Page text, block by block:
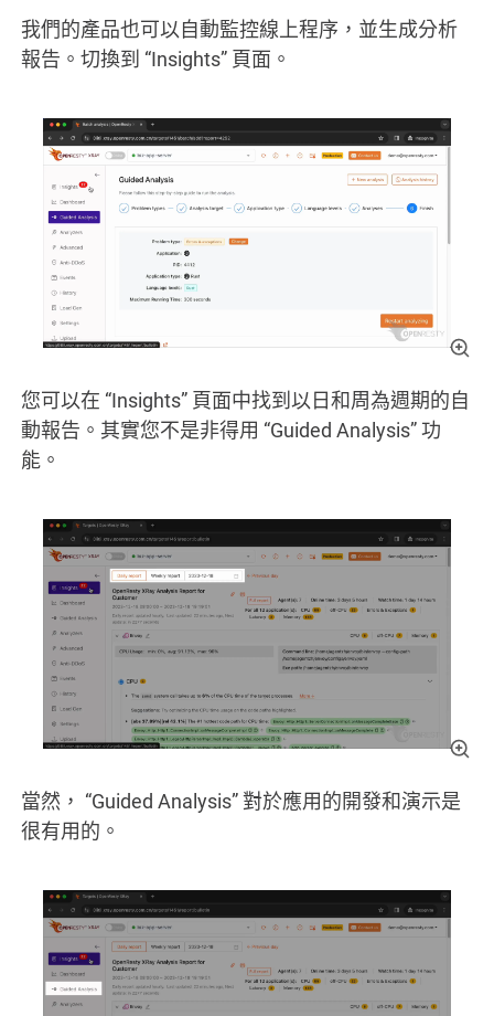
我們的產品也可以自動監控線上程序，並生成分析
報告。切換到 “Insights” 頁面。
您可以在 “Insights” 頁面中找到以日和周為週期的自
動報告。其實您不是非得用 “Guided Analysis” 功
能。
當然， “Guided Analysis” 對於應用的開發和演示是
很有用的。